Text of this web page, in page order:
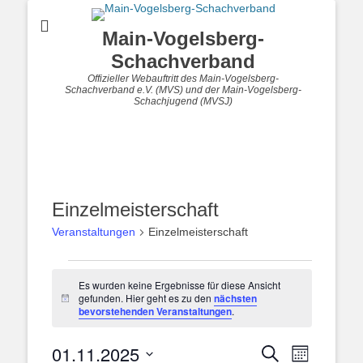
Main-Vogelsberg-
Schachverband
Offizieller Webauftritt des Main-Vogelsberg-
Schachverband e.V. (MVS) und der Main-Vogelsberg-
Schachjugend (MVSJ)
Einzelmeisterschaft
Veranstaltungen Einzelmeisterschaft
Hinweis
Es wurden keine Ergebnisse für diese Ansicht
gefunden. Hier geht es zu den nächsten
bevorstehenden Veranstaltungen.
Suche
Monat
01.11.2025